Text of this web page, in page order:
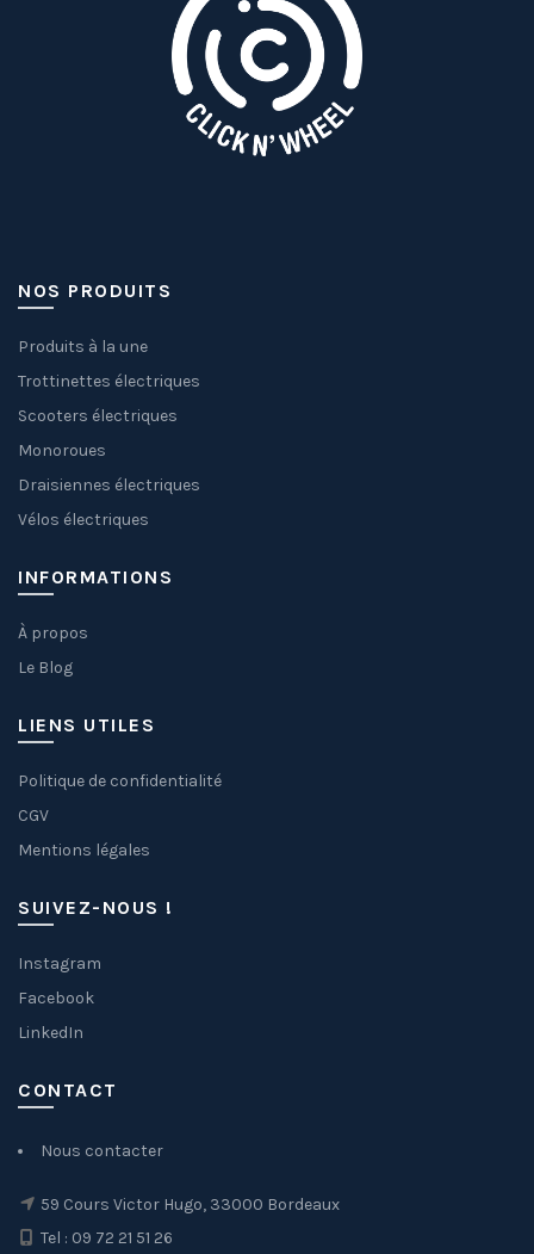
NOS PRODUITS
Produits à la une
Trottinettes électriques
Scooters électriques
Monoroues
Draisiennes électriques
Vélos électriques
INFORMATIONS
À propos
Le Blog
LIENS UTILES
Politique de confidentialité
CGV
Mentions légales
SUIVEZ-NOUS !
Instagram
Facebook
LinkedIn
CONTACT
Nous contacter
59 Cours Victor Hugo, 33000 Bordeaux
Tel : 09 72 21 51 26